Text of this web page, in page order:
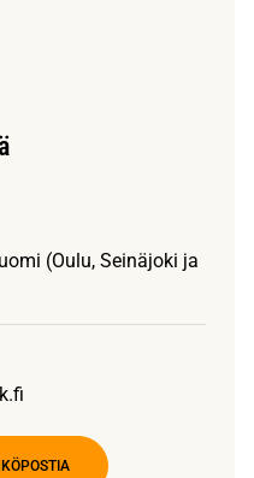
(Oulu, Seinäjoki ja